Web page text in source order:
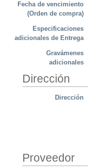
Fecha de vencimiento
(Orden de compra)
Especificaciones
adicionales de Entrega
Gravámenes
adicionales
Dirección
Dirección
Proveedor